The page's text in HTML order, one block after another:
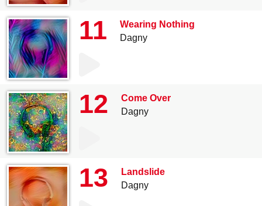
11
Wearing Nothing
Dagny
12
Come Over
Dagny
13
Landslide
Dagny